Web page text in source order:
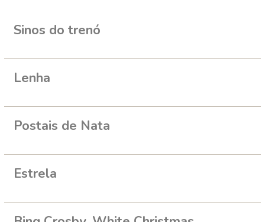
Sinos do trenó
Lenha
Postais de Nata
Estrela